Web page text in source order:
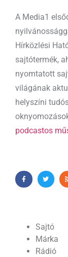
A Media1
Hírközlési
sajtótermék,
nyomtatott
világának
helyszíni
podcastos
Sajtó
Márka
Rádió